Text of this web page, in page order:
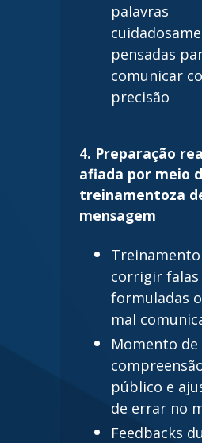
palavras
pensadas
comunicar
precisão
4. Preparação
afiada por meio
treinamentoza
mensagem
corrigir falas
formuladas
mal
Momento
público e
de errar no
Feedbacks